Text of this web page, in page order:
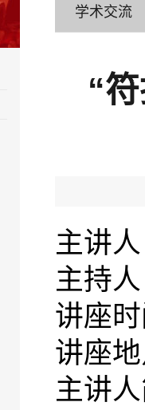
学术交流
“
主讲
主持
讲座
讲座
主讲